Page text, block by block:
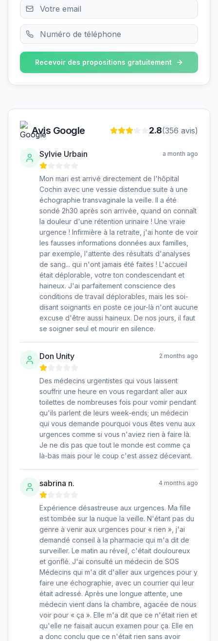
Recevoir des propositions gratuitement
Avis Google 2.8(356 avis)
Sylvie Urbain a month ago
Mon mari est arrivé directement de l'hôpital
Cochin avec une vessie distendue suite à une
échographie transvaginale la veille. Il a été
sondé 2h30 après son arrivée, quand on connaît
la douleur d'une rétention urinaire ! Une vraie
urgence ! Infirmière à la retraite, j'ai honte de voir
les fausses informations données aux familles,
par exemple, l'attente des résultats d'analyses
de sang... qui n'ont jamais été faites ! L'accueil
était déplorable, votre ton condescendant et
haineux. J'ai parfaitement conscience des
conditions de travail déplorables, mais les soi-
disant soignants en poste ce jour-là n'ont aucune
excuse d'être aussi haineux. De nos jours, il faut
se soigner seul et mourir en silence.
Don Unity 2 months ago
Des médecins urgentistes qui vous laissent
souffrir une heure en vous regardant aller aux
toilettes de nombreuses fois pour vomir pendant
qu'ils parlent de leurs week-ends; un médecin
qui vous demande pourquoi vous êtes venu aux
urgences comme si vous n'aviez rien à faire là.
Je ne dis pas que tout le monde est comme ça
là-bas mais pour le coup c'est assez décevant.
sabrina n. 4 months ago
Expérience désastreuse aux urgences. Ma fille
est tombée sur la nuque la veille. N'étant pas du
genre à venir aux urgences pour « rien », j'ai
demandé conseil à la pharmacie qui m'a dit de
surveiller. Le matin au réveil, c'était douloureux
et gonflé. J'ai consulté un médecin de SOS
Médecins qui m'a dit d'aller aux urgences pour y
faire une échographie, avec un courrier qui leur
était adressé. Après une longue attente, une
médecin vient dans la chambre, agacée de nous
voir pour « ça ». Elle m'a dit que ce n'était rien et
qu'elle ne faisait aucun examen pour ça. Elle en
a donc conclu que ce n'était rien sans avoir